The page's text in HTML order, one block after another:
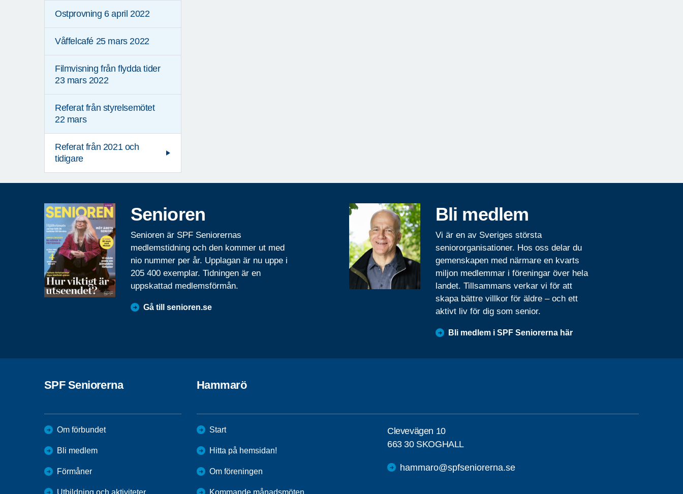
Ostprovning 6 april 2022
Våffelcafé 25 mars 2022
Filmvisning från flydda tider
23 mars 2022
Referat från styrelsemötet
22 mars
Referat från 2021 och
tidigare
Senioren
Senioren är SPF Seniorernas
medlemstidning och den kommer ut med
nio nummer per år. Upplagan är nu uppe i
205 400 exemplar. Tidningen är en
uppskattad medlemsförmån.
Gå till senioren.se
Bli medlem
Vi är en av Sveriges största
seniororganisationer. Hos oss delar du
gemenskapen med närmare en kvarts
miljon medlemmar i föreningar över hela
landet. Tillsammans verkar vi för att
skapa bättre villkor för äldre – och ett
aktivt liv för dig som senior.
Bli medlem i SPF Seniorerna här
SPF Seniorerna
Om förbundet
Bli medlem
Förmåner
Hammarö
Start
Hitta på hemsidan!
Om föreningen
Clevevägen 10
663 30 SKOGHALL
hammaro@spfseniorerna.se